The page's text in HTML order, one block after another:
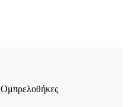
Ομπρελοθήκες